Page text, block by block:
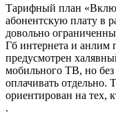
Тарифный план
абонентскую плату в
довольно
Гб интернета и анлим
предусмотрен
мобильного ТВ, но без
оплачивать отдельно.
ориентирован на тех,
.